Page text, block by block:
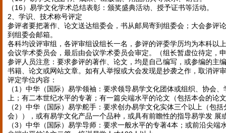
（16）易学文化学术总结表彰：颁奖盛典活动、授予证书等活动。
2、学识、技术称号评定
参评者要把著作、论文送达组委会，书从邮局寄到组委会；大会参评
到组委会邮箱。
各科均设评审组，各评审组设组长一名，参评的评委学历均为本科以
会议学术委员会，最后由会议学术委员会审定。（组长暂虚位待定，
参评人员注意：要求参评的著作、论文，均是自己编写，或参编的主
书籍、论文或网站文章。如有人举报或大会发现是抄袭之作，取消评
评定学位内容：
（1）中华（国际）易学领袖：要求领导易学文化团体或组织、协会
上；有二本世纪水平的专著；有一篇尖端水平的论文（包括本会的论
（2）中华（国际）易学舵手：要求创办易学文化实体三个以上（包
会）），或有易学文化产品一个品种，或具有前瞻性的指导易学发 展
（3）中华（国际）易学导师：要求一般水平的专著4本；或前沿尖端